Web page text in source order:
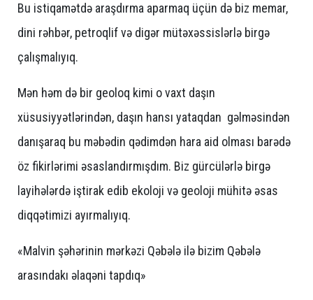
Bu istiqamətdə araşdırma aparmaq üçün də biz memar,
dini rəhbər, petroqlif və digər mütəxəssislərlə birgə
çalışmalıyıq.
Mən həm də bir geoloq kimi o vaxt daşın
xüsusiyyətlərindən, daşın hansı yataqdan gəlməsindən
danışaraq bu məbədin qədimdən hara aid olması barədə
öz fikirlərimi əsaslandırmışdım. Biz gürcülərlə birgə
layihələrdə iştirak edib ekoloji və geoloji mühitə əsas
diqqətimizi ayırmalıyıq.
«Malvin şəhərinin mərkəzi Qəbələ ilə bizim Qəbələ
arasındakı əlaqəni tapdıq»